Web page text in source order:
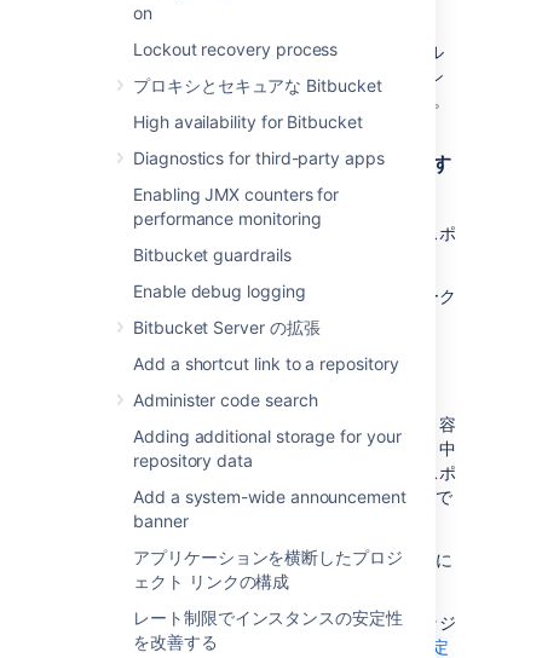
on
Lockout recovery process
プロキシとセキュアな Bitbucket
High availability for Bitbucket
Diagnostics for third-party apps
Enabling JMX counters for
performance monitoring
Bitbucket guardrails
Enable debug logging
Bitbucket Server の拡張
Add a shortcut link to a repository
Administer code search
Adding additional storage for your
repository data
Add a system-wide announcement
banner
アプリケーションを横断したプロジ
ェクト リンクの構成
レート制限でインスタンスの安定性
を改善する
.netrcファイルをセットアップ
(サンプル
コマンドでは -n
フラグを使用) し、自身のマシ
jq をインストールすることを推奨します。
プレビュー REST エンドポイントを使用す
プレビュー機能を使用して、移行の前にエクスポ
ート範囲を確認できます。
プレビューは、常に完全に移行される、フォーク
階層を考慮します。
移行するファイルに対して十分なディスク空き容
量があることを必ず確認します。エクスポート中
に必要な大まかなディスク空き容量は、エクスポ
ートされる Git データと添付ファイルのサイズで
ElasticSearch およびデータベース サーバー用に
追加の領域が必要です。
利用可能なスペースが不明な場合、次のナレッジ
ベース記事で Bitbucket の
リポジトリ ID を特定